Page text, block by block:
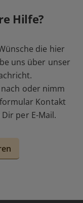
Hilfe?
die hier
uns über unser
nach oder nimm
Kontakt
per E-Mail.